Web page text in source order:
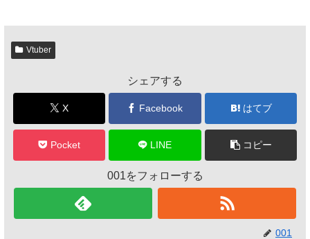
Vtuber
シェアする
X Facebook はてブ
Pocket LINE コピー
001をフォローする
001